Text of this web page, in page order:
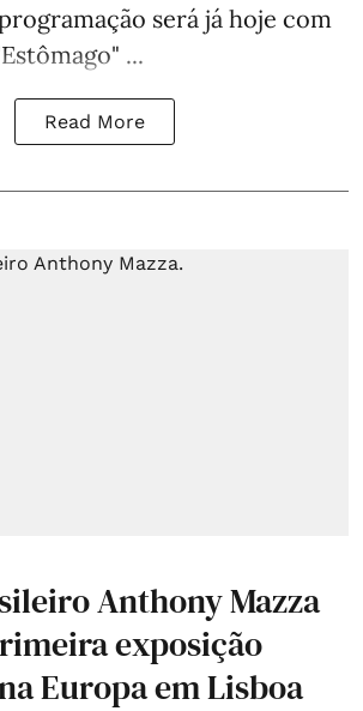
será já hoje com
...
Read More
Anthony Mazza
exposição
Europa em Lisboa